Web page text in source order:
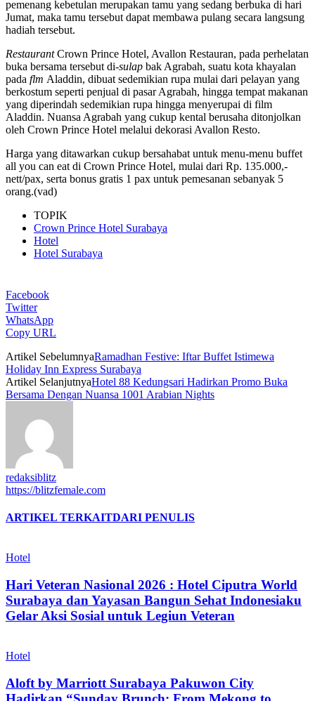
pemenang kebetulan merupakan tamu yang sedang berbuka di hari
Jumat, maka tamu tersebut dapat membawa pulang secara langsung
hadiah tersebut.
RestaurantCrown Prince Hotel, Avallon Restauran, pada perhelatan
buka bersama tersebut di-sulap bak Agrabah, suatu kota khayalan
pada flm Aladdin, dibuat sedemikian rupa mulai dari pelayan yang
berkostum seperti penjual di pasar Agrabah, hingga tempat makanan
yang diperindah sedemikian rupa hingga menyerupai di film
Aladdin. Nuansa Agrabah yang cukup kental berusaha ditonjolkan
oleh Crown Prince Hotel melalui dekorasi Avallon Resto.
Harga yang ditawarkan cukup bersahabat untuk menu-menu buffet
all you can eat di Crown Prince Hotel, mulai dari Rp. 135.000,-
nett/pax, serta bonus gratis 1 pax untuk pemesanan sebanyak 5
orang.(vad)
TOPIK
Crown Prince Hotel Surabaya
Hotel
Hotel Surabaya
Facebook
Twitter
WhatsApp
Copy URL
Artikel SebelumnyaRamadhan Festive: Iftar Buffet Istimewa
Holiday Inn Express Surabaya
Artikel SelanjutnyaHotel 88 Kedungsari Hadirkan Promo Buka
Bersama Dengan Nuansa 1001 Arabian Nights
redaksiblitz
https://blitzfemale.com
ARTIKEL TERKAITDARI PENULIS
Hotel
Hari Veteran Nasional 2026 : Hotel Ciputra World
Surabaya dan Yayasan Bangun Sehat Indonesiaku
Gelar Aksi Sosial untuk Legiun Veteran
Hotel
Aloft by Marriott Surabaya Pakuwon City